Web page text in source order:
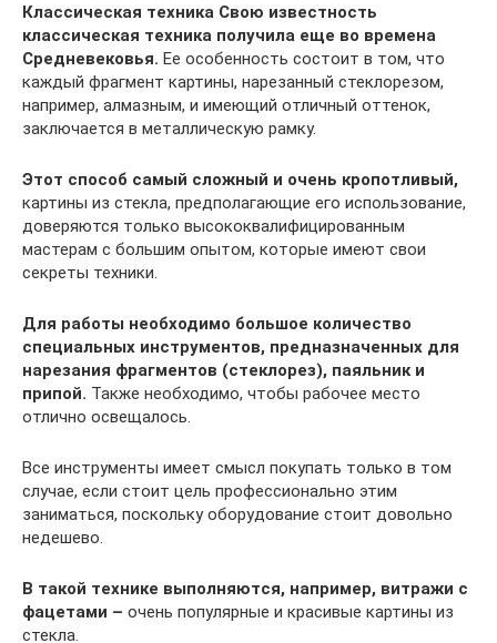
Классическая техника Свою известность
классическая техника получила еще во времена
Средневековья. Ее особенность состоит в том, что
каждый фрагмент картины, нарезанный стеклорезом,
например, алмазным, и имеющий отличный оттенок,
заключается в металлическую рамку.
Этот способ самый сложный и очень кропотливый,
картины из стекла, предполагающие его использование,
доверяются только высококвалифицированным
мастерам с большим опытом, которые имеют свои
секреты техники.
Для работы необходимо большое количество
специальных инструментов, предназначенных для
нарезания фрагментов (стеклорез), паяльник и
припой. Также необходимо, чтобы рабочее место
отлично освещалось.
Все инструменты имеет смысл покупать только в том
случае, если стоит цель профессионально этим
заниматься, поскольку оборудование стоит довольно
недешево.
В такой технике выполняются, например, витражи с
фацетами – очень популярные и красивые картины из
стекла.